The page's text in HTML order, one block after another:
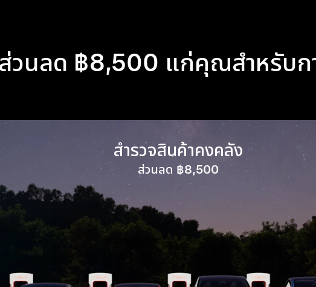
วนลด ฿8,500 แก่คุณสำหรับก
สำรวจสินค้าคงคลัง
ส่วนลด ฿8,500